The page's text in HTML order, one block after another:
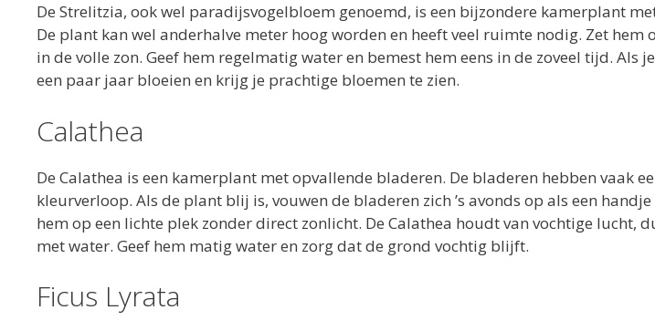
De Strelitzia, ook wel paradijsvogelbloem genoemd, is een bijzondere kamerplant
De plant kan wel anderhalve meter hoog worden en heeft veel ruimte nodig. Zet hem
in de volle zon. Geef hem regelmatig water en bemest hem eens in de zoveel tijd. Als
een paar jaar bloeien en krijg je prachtige bloemen te zien.
Calathea
De Calathea is een kamerplant met opvallende bladeren. De bladeren hebben vaak
kleurverloop. Als de plant blij is, vouwen de bladeren zich ’s avonds op als een handje
hem op een lichte plek zonder direct zonlicht. De Calathea houdt van vochtige lucht,
met water. Geef hem matig water en zorg dat de grond vochtig blijft.
Ficus Lyrata